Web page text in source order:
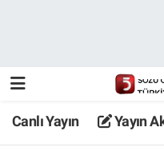
Canlı Yayın Yayın
TV 5 Ekranı ve